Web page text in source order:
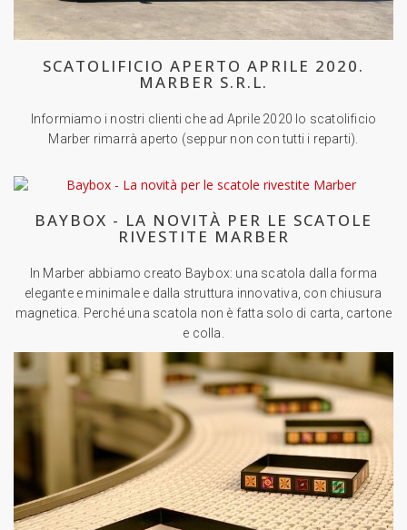
SCATOLIFICIO APERTO APRILE 2020.
MARBER S.R.L.
Informiamo i nostri clienti che ad Aprile 2020 lo scatolificio
Marber rimarrà aperto (seppur non con tutti i reparti).
BAYBOX - LA NOVITÀ PER LE SCATOLE
RIVESTITE MARBER
In Marber abbiamo creato Baybox: una scatola dalla forma
elegante e minimale e dalla struttura innovativa, con chiusura
magnetica. Perché una scatola non è fatta solo di carta, cartone
e colla.